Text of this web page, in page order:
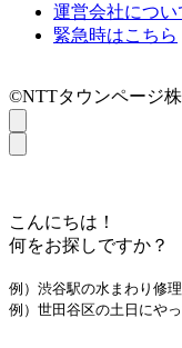
運営会社につい
緊急時はこちら
©NTTタウンページ株
こんにちは！
何をお探しですか？
例）渋谷駅の水まわり修
例）世田谷区の土日にや